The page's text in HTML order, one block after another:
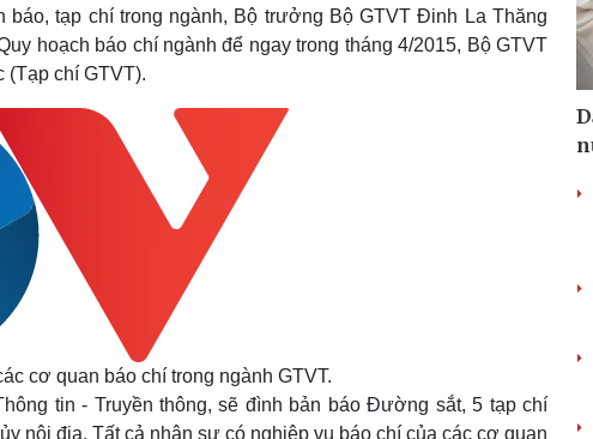
Lịch thi đấu bóng đá
Thế giới thể thao
eSports
Hậu trường
Xe máy
Tư vấn
Doanh
Doanh nhân
Vì cộng đồng
Sân khấu - Điện ảnh
Văn học
Âm nhạc
Di sản
Giải trí
Nghệ sĩ
tạp chí trong ngành, Bộ trưởng Bộ GTVT Đinh La Thăng
hoạch báo chí ngành để ngay trong tháng 4/2015, Bộ GTVT
(Tạp chí GTVT).
cơ quan báo chí trong ngành GTVT.
tin - Truyền thông, sẽ đình bản báo Đường sắt, 5 tạp chí
nội địa. Tất cả nhân sự có nghiệp vụ báo chí của các cơ quan